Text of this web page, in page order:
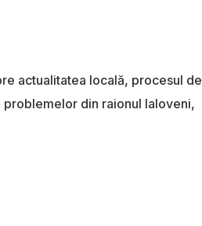
actualitatea locală, procesul de
din raionul Ialoveni,